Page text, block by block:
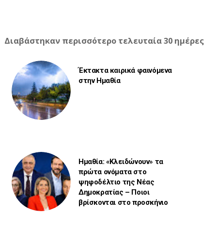
Διαβάστηκαν περισσότερο τελευταία 30 ημέρες
Έκτακτα καιρικά φαινόμενα
στην Ημαθία
Ημαθία: «Κλειδώνουν» τα
πρώτα ονόματα στο
ψηφοδέλτιο της Νέας
Δημοκρατίας – Ποιοι
βρίσκονται στο προσκήνιο